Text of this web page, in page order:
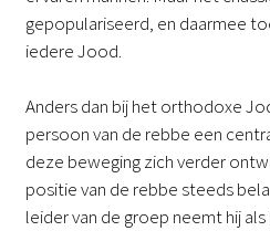
gepopulariseerd, en daarmee
iedere Jood.
Anders dan bij het orthodoxe
persoon van de rebbe een
deze beweging zich verder
positie van de rebbe steeds
leider van de groep neemt hij